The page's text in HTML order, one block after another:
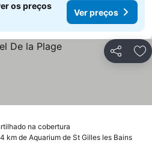
os preços
Ver preços
Partilhar
na cobertura
km de Aquarium de St Gilles les Bains